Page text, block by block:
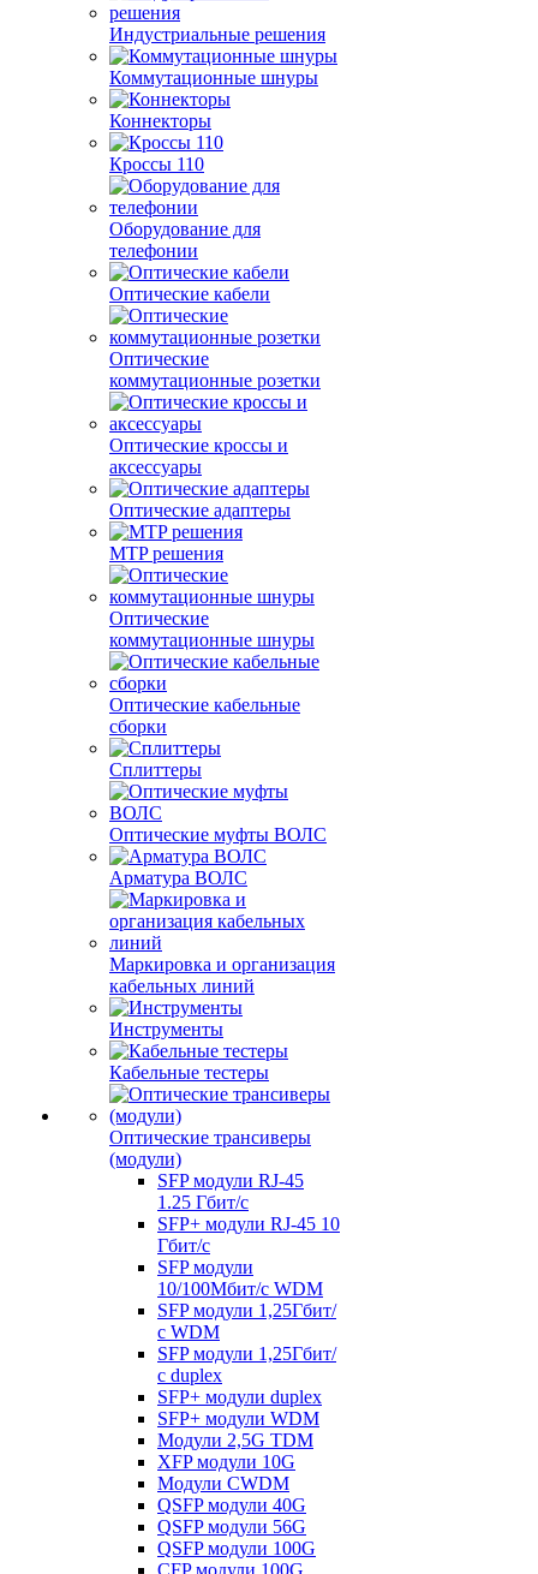
Индустриальные решения
Коммутационные шнуры
Коннекторы
Кроссы 110
Оборудование для
телефонии
Оптические кабели
Оптические
коммутационные розетки
Оптические кроссы и
аксессуары
Оптические адаптеры
MTP решения
Оптические
коммутационные шнуры
Оптические кабельные
сборки
Сплиттеры
Оптические муфты ВОЛС
Арматура ВОЛС
Маркировка и организация
кабельных линий
Инструменты
Кабельные тестеры
Оптические трансиверы
(модули)
SFP модули RJ-45
1.25 Гбит/c
SFP+ модули RJ-45 10
Гбит/c
SFP модули
10/100Мбит/с WDM
SFP модули 1,25Гбит/
с WDM
SFP модули 1,25Гбит/
с duplex
SFP+ модули duplex
SFP+ модули WDM
Модули 2,5G TDM
XFP модули 10G
Модули CWDM
QSFP модули 40G
QSFP модули 56G
QSFP модули 100G
CFP модули 100G